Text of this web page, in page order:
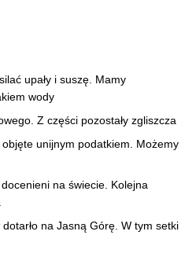
upały i suszę. Mamy
wody
Z części pozostały zgliszcza
unijnym podatkiem. Możemy
na świecie. Kolejna
na Jasną Górę. W tym setki